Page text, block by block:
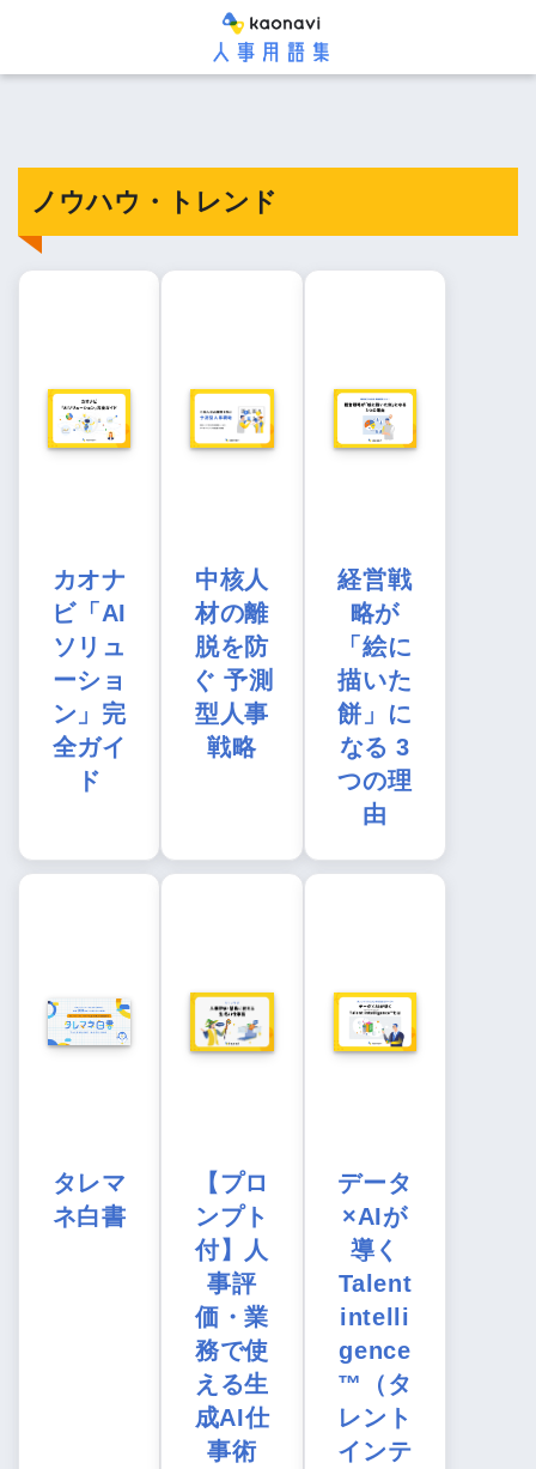
ノウハウ・トレンド
カオナ
ビ「AI
ソリュ
ーショ
ン」完
全ガイ
ド
中核人
材の離
脱を防
ぐ 予測
型人事
戦略
経営戦
略が
「絵に
描いた
餅」に
なる 3
つの理
由
タレマ
ネ白書
【プロ
ンプト
付】人
事評
価・業
務で使
える生
成AI仕
事術
データ
×AIが
導く
Talent
intelli
gence
™（タ
レント
インテ